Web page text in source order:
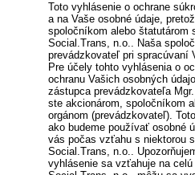
Toto vyhlásenie o ochrane
a na Vaše osobné údaje,
spoločníkom alebo štatutárom
Social.Trans, n.o.. Naša
prevádzkovateľ pri spracúvaní
Pre účely tohto vyhlásenia o
ochranu Vašich osobných
zástupca prevádzkovateľa
ste akcionárom, spoločníkom
orgánom (prevádzkovateľ).
ako budeme používať osobné
vás počas vzťahu s niektorou
Social.Trans, n.o..
vyhlásenie sa vzťahuje na